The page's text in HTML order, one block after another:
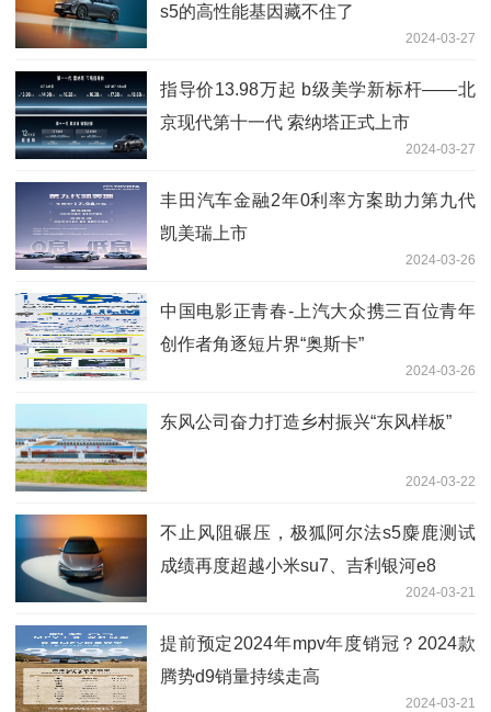
s5的高性能基因藏不住了
2024-03-27
指导价13.98万起 b级美学新标杆——北
京现代第十一代 索纳塔正式上市
2024-03-27
丰田汽车金融2年0利率方案助力第九代
凯美瑞上市
2024-03-26
中国电影正青春-上汽大众携三百位青年
创作者角逐短片界“奥斯卡”
2024-03-26
东风公司奋力打造乡村振兴“东风样板”
2024-03-22
不止风阻碾压，极狐阿尔法s5麋鹿测试
成绩再度超越小米su7、吉利银河e8
2024-03-21
提前预定2024年mpv年度销冠？2024款
腾势d9销量持续走高
2024-03-21